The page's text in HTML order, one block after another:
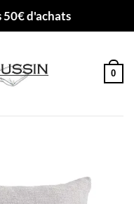
d'achats
0